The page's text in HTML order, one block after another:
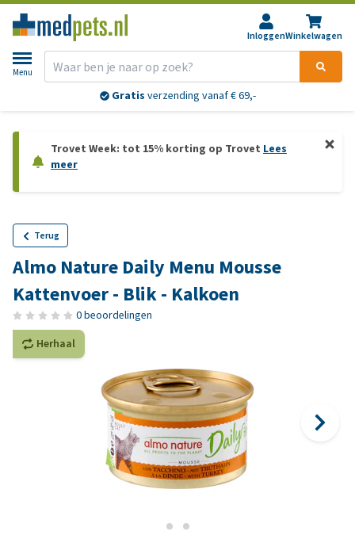
InloggenWinkelwagen
Menu
Gratis verzending vanaf € 69,-
Trovet Week: tot 15% korting op Trovet Lees
meer
Terug
Almo Nature Daily Menu Mousse
Kattenvoer - Blik - Kalkoen
0 beoordelingen
Herhaal